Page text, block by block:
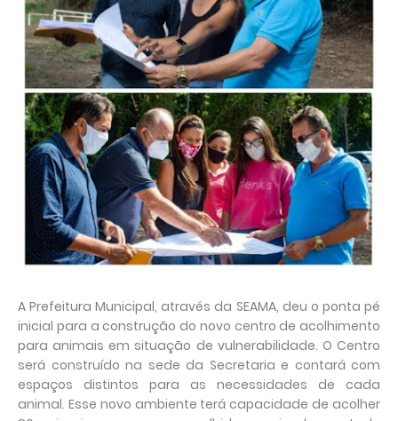
A Prefeitura Municipal, através da SEAMA, deu o ponta pé
inicial para a construção do novo centro de acolhimento
para animais em situação de vulnerabilidade. O Centro
será construído na sede da Secretaria e contará com
espaços distintos para as necessidades de cada
animal. Esse novo ambiente terá capacidade de acolher